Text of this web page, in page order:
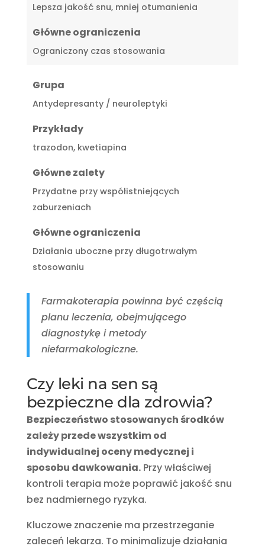
Lepsza jakość snu, mniej otumanienia
Główne ograniczenia
Ograniczony czas stosowania
Grupa
Antydepresanty / neuroleptyki
Przykłady
trazodon, kwetiapina
Główne zalety
Przydatne przy współistniejących
zaburzeniach
Główne ograniczenia
Działania uboczne przy długotrwałym
stosowaniu
Farmakoterapia powinna być częścią
planu leczenia, obejmującego
diagnostykę i metody
niefarmakologiczne.
Czy leki na sen są
bezpieczne dla zdrowia?
Bezpieczeństwo stosowanych środków
zależy przede wszystkim od
indywidualnej oceny medycznej i
sposobu dawkowania.Przy właściwej
kontroli terapia może poprawić jakość snu
bez nadmiernego ryzyka.
Kluczowe znaczenie ma przestrzeganie
zaleceń lekarza. To minimalizuje działania